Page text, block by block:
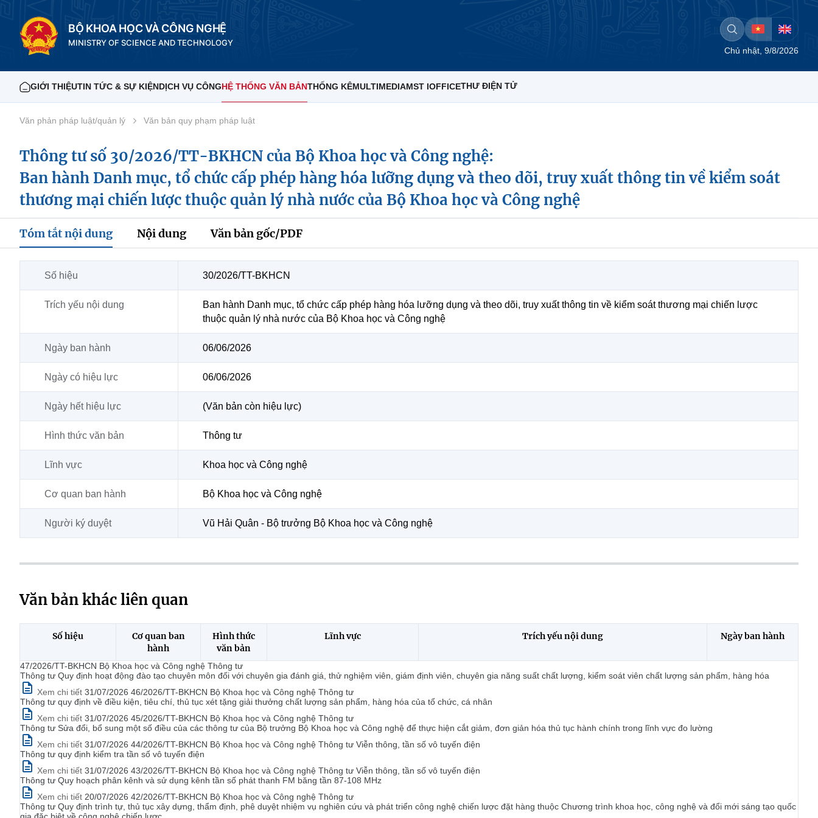
BỘ KHOA HỌC VÀ CÔNG NGHỆ
MINISTRY OF SCIENCE AND TECHNOLOGY
Chủ nhật, 9/8/2026
GIỚI THIỆUTIN TỨC & SỰ KIỆNDỊCH VỤ CÔNGHỆ THỐNG VĂN BẢNTHỐNG KÊMULTIMEDIAMST IOFFICETHƯ ĐIỆN TỬ
Văn phản pháp luật/quản lý Văn bản quy phạm pháp luật
Thông tư số 30/2026/TT-BKHCN của Bộ Khoa học và Công nghệ:
Ban hành Danh mục, tổ chức cấp phép hàng hóa lưỡng dụng và theo dõi, truy xuất thông tin về kiểm soát
thương mại chiến lược thuộc quản lý nhà nước của Bộ Khoa học và Công nghệ
Tóm tắt nội dung Nội dung Văn bản gốc/PDF
Số hiệu 30/2026/TT-BKHCN
Trích yếu nội dung
Ban hành Danh mục, tổ chức cấp phép hàng hóa lưỡng dụng và theo dõi, truy xuất thông tin về kiểm soát thương mại chiến lược
thuộc quản lý nhà nước của Bộ Khoa học và Công nghệ
Ngày ban hành 06/06/2026
Ngày có hiệu lực 06/06/2026
Ngày hết hiệu lực (Văn bản còn hiệu lực)
Hình thức văn bản Thông tư
Lĩnh vực Khoa học và Công nghệ
Cơ quan ban hành Bộ Khoa học và Công nghệ
Người ký duyệt Vũ Hải Quân - Bộ trưởng Bộ Khoa học và Công nghệ
Văn bản khác liên quan
Số hiệu
Cơ quan ban
hành
Hình thức
văn bản
Lĩnh vực Trích yếu nội dung Ngày ban hành
47/2026/TT-BKHCN Bộ Khoa học và Công nghệ Thông tư
Thông tư Quy định hoạt động đào tạo chuyên môn đối với chuyên gia đánh giá, thử nghiệm viên, giám định viên, chuyên gia năng suất chất lượng, kiểm soát viên chất lượng sản phẩm, hàng hóa
Xem chi tiết 31/07/2026 46/2026/TT-BKHCN Bộ Khoa học và Công nghệ Thông tư
Thông tư quy định về điều kiện, tiêu chí, thủ tục xét tặng giải thưởng chất lượng sản phẩm, hàng hóa của tổ chức, cá nhân
Xem chi tiết 31/07/2026 45/2026/TT-BKHCN Bộ Khoa học và Công nghệ Thông tư
Thông tư Sửa đổi, bổ sung một số điều của các thông tư của Bộ trưởng Bộ Khoa học và Công nghệ để thực hiện cắt giảm, đơn giản hóa thủ tục hành chính trong lĩnh vực đo lường
Xem chi tiết 31/07/2026 44/2026/TT-BKHCN Bộ Khoa học và Công nghệ Thông tư Viễn thông, tần số vô tuyến điện
Thông tư quy định kiểm tra tần số vô tuyến điện
Xem chi tiết 31/07/2026 43/2026/TT-BKHCN Bộ Khoa học và Công nghệ Thông tư Viễn thông, tần số vô tuyến điện
Thông tư Quy hoạch phân kênh và sử dụng kênh tần số phát thanh FM băng tần 87-108 MHz
Xem chi tiết 20/07/2026 42/2026/TT-BKHCN Bộ Khoa học và Công nghệ Thông tư
Thông tư Quy định trình tự, thủ tục xây dựng, thẩm định, phê duyệt nhiệm vụ nghiên cứu và phát triển công nghệ chiến lược đặt hàng thuộc Chương trình khoa học, công nghệ và đổi mới sáng tạo quốc